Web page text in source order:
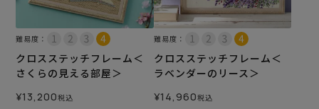
難易度：
クロスステッチフレーム＜
さくらの見える部屋＞
¥13,200税込
難易度：
クロスステッチフレーム＜
ラベンダーのリース＞
¥14,960税込